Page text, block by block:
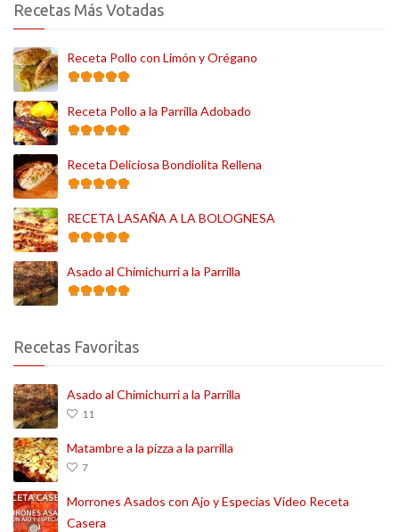
Recetas Más Votadas
Receta Pollo con Limón y Orégano
Receta Pollo a la Parrilla Adobado
Receta Deliciosa Bondiolita Rellena
RECETA LASAÑA A LA BOLOGNESA
Asado al Chimichurri a la Parrilla
Recetas Favoritas
Asado al Chimichurri a la Parrilla
11
Matambre a la pizza a la parrilla
7
Morrones Asados con Ajo y Especias Video Receta
Casera